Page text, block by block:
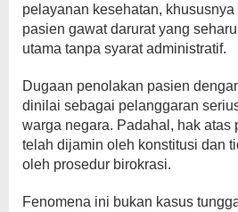
pelayanan kesehatan,
pasien gawat darurat yang
utama tanpa syarat administratif.
Dugaan penolakan pasien
dinilai sebagai pelanggaran
warga negara. Padahal, hak atas
telah dijamin oleh konstitusi dan
oleh prosedur birokrasi.
Fenomena ini bukan kasus